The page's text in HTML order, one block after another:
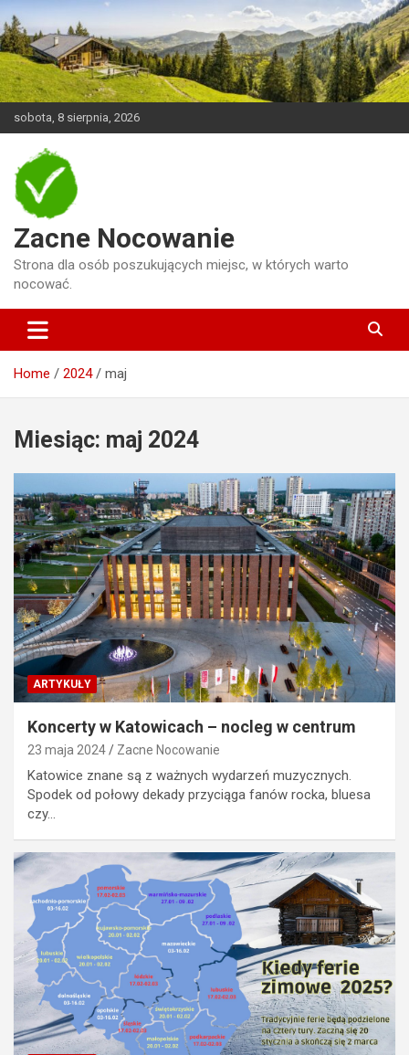
Skip
to
content
sobota, 8 sierpnia, 2026
Zacne Nocowanie
Strona dla osób poszukujących miejsc, w których warto
nocować.
Home 2024 maj
Miesiąc: maj 2024
ARTYKUŁY
Koncerty w Katowicach – nocleg w centrum
23 maja 2024 Zacne Nocowanie
Katowice znane są z ważnych wydarzeń muzycznych.
Spodek od połowy dekady przyciąga fanów rocka, bluesa
czy…